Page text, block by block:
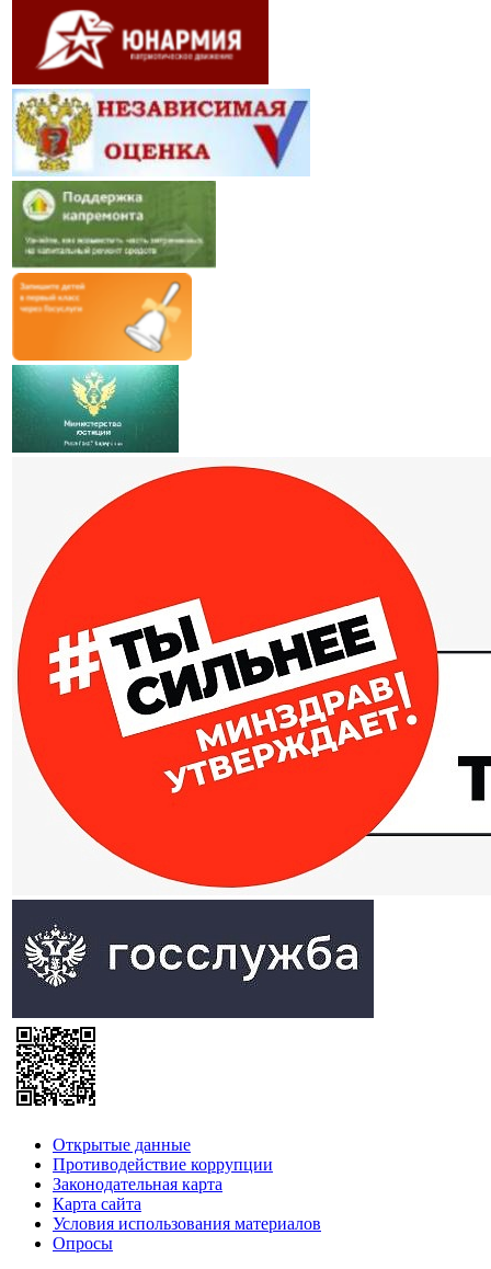
Открытые данные
Противодействие коррупции
Законодательная карта
Карта сайта
Условия использования материалов
Опросы